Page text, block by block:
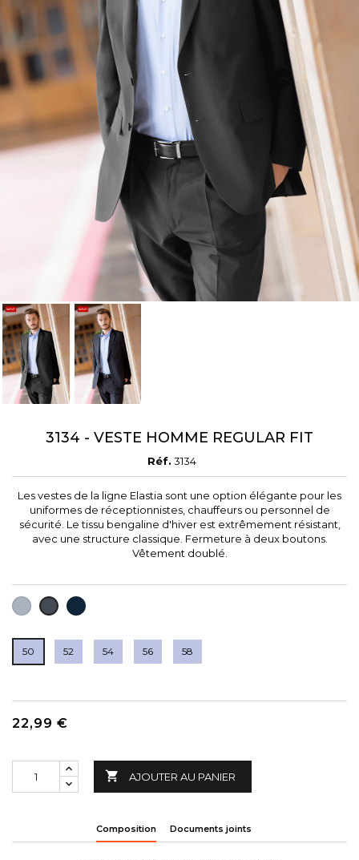
3134 - VESTE HOMME REGULAR FIT
Réf. 3134
Les vestes de la ligne Elastia sont une option élégante pour les
uniformes de réceptionnistes, chauffeurs ou personnel de
sécurité. Le tissu bengaline d'hiver est extrêmement résistant,
avec une structure classique. Fermeture à deux boutons.
Vêtement doublé.
GRIS
FONCÉ
NOIRBLEU
MARINE
50 52 54 56 58
22,99 €
 AJOUTER AU PANIER
Composition Documents joints
Annuler Créer une liste d'envies
Annuler Connexion